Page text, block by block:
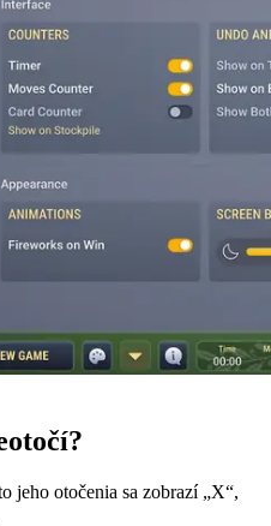
jeho otočenia sa zobrazí „X“,